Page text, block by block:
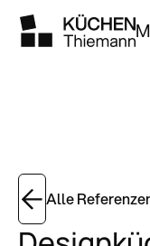
Alle